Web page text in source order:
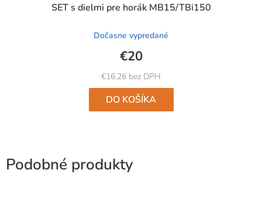
SET s dielmi pre horák MB15/TBi150
hodnotenie
je
4,9
z
5
hviezdičiek.
Dočasne vypredané
€16,26 bez DPH
€20
DO KOŠÍKA
Podobné produkty